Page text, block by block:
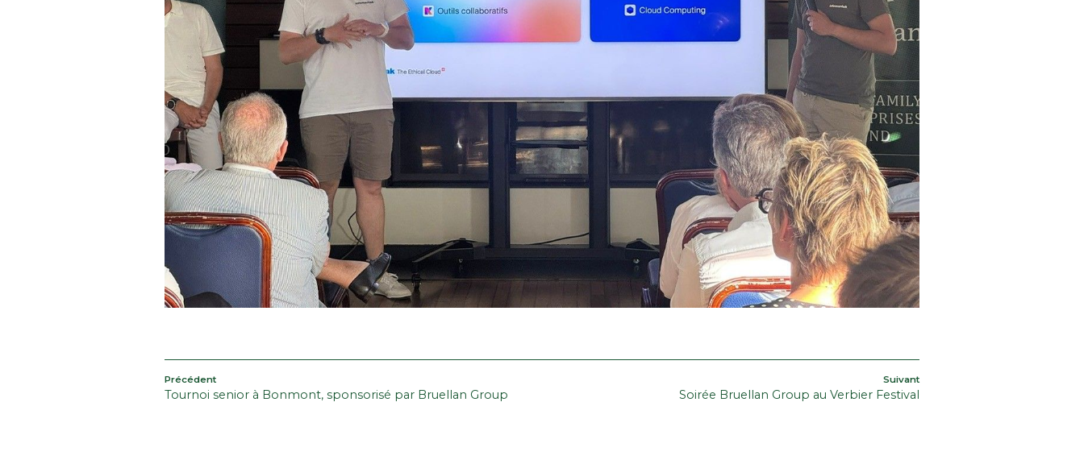
NAVIGATION
Article
précédent
Précédent
Tournoi senior à Bonmont, sponsorisé par Bruellan Group
Article
Suivant
Soirée Bruellan Group au Verbier Festival